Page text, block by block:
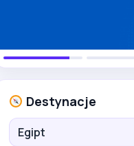
Destynacje
Egipt